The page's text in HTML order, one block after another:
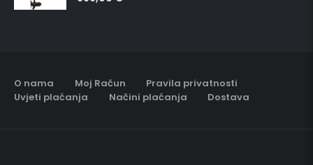
O nama Moj Račun
Pravila privatnosti
Uvjeti plaćanja
Načini plaćanja Dostava